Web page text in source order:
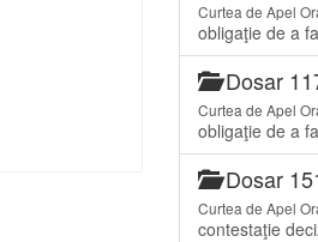
Curtea de Apel
obligaţie de a
Dosar
Curtea de Apel
obligaţie de a
Dosar
Curtea de Apel
contestaţie